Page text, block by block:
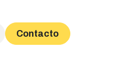
Contacto